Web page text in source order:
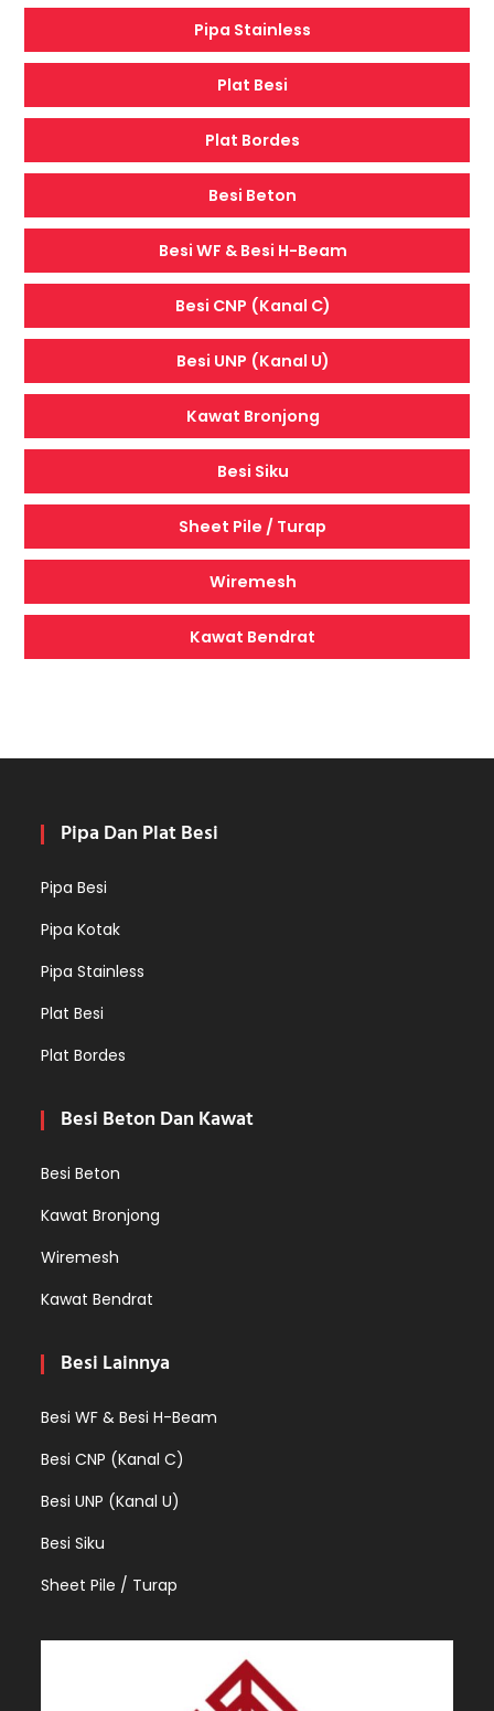
Pipa Stainless
Plat Besi
Plat Bordes
Besi Beton
Besi WF & Besi H-Beam
Besi CNP (Kanal C)
Besi UNP (Kanal U)
Kawat Bronjong
Besi Siku
Sheet Pile / Turap
Wiremesh
Kawat Bendrat
Pipa Dan Plat Besi
Pipa Besi
Pipa Kotak
Pipa Stainless
Plat Besi
Plat Bordes
Besi Beton Dan Kawat
Besi Beton
Kawat Bronjong
Wiremesh
Kawat Bendrat
Besi Lainnya
Besi WF & Besi H-Beam
Besi CNP (Kanal C)
Besi UNP (Kanal U)
Besi Siku
Sheet Pile / Turap